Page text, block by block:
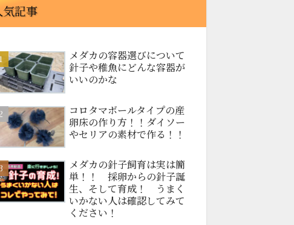
気記事
メダカの容器選びについて
針子や稚魚にどんな容器が
いいのかな
コロタマボールタイプの産
卵床の作り方！！ダイソー
やセリアの素材で作る！！
メダカの針子飼育は実は簡
単！！ 採卵からの針子誕
生、そして育成！ うまく
いかない人は確認してみて
ください！